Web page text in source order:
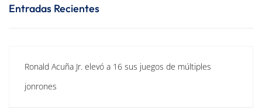
Entradas Recientes
Ronald Acuña Jr. elevó a 16 sus juegos de múltiples
jonrones